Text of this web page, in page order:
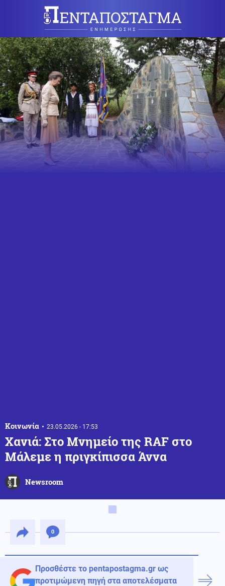
Κοινωνία 23.05.2026 - 17:53
Χανιά: Στο Μνημείο της RAF στο
Μάλεμε η πριγκίπισσα Άννα
Newsroom
0
Προσθέστε το pentapostagma.gr ως
προτιμώμενη πηγή στα αποτελέσματα